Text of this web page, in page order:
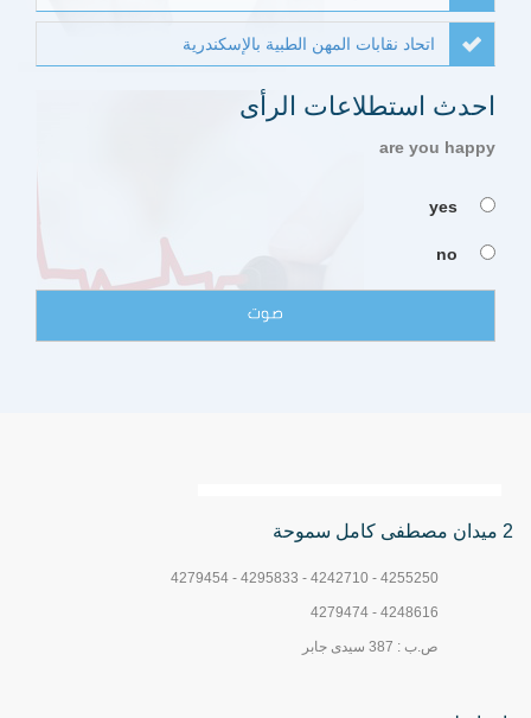
اتحاد نقابات المهن الطبية بالإسكندرية
احدث استطلاعات الرأى
are you happy
yes
no
2 ميدان مصطفى كامل سموحة
4255250 - 4242710 - 4295833 - 4279454
4248616 - 4279474
ص.ب : 387 سيدى جابر